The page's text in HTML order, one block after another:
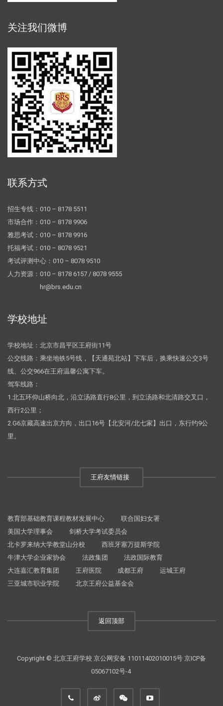
关注我们微博
联系方式
招生专线：010 – 8178 5511
市场合作：010 – 8178 9906
雅思考试：010 – 8178 9916
托福考试：010 – 8078 9521
考试评测中心：010 – 8078 9510
人力资源：010 – 8178 6157 / 8078 9555
hr@brs.edu.cn
学校地址
学校地址：北京市昌平区王府街11号
公交线路：乘坐地铁5号线，【天通苑北站】下车后，换乘快速公交3号
线、公交966在王府温馨公寓下车。
驾车线路：
1.北五环仰山桥向北，沿立汤路直行8公里，到立汤路和北清路交叉口，
西行2公里；
2.G6京藏高速出京方向，出口16号【北安河/北七家】出口，东行约9公
里。
王府友情链接
教育部基础教育课程教材发展中心
联合国妇女署
美国大学理事会
剑桥大学考试委员会
北卡罗来纳大学教堂山分校
西班牙塞万提斯学院
牛津大学企业家协会
法政集团
法政国际教育
大连嘉汇教育集团
王府医院 成都王府
运城王府
三亚城市职业学院
北京王府公益基金会
返回顶部
Copyright © 北京王府学校 京公网安备 11011402010015号 京ICP备
05067102号-4